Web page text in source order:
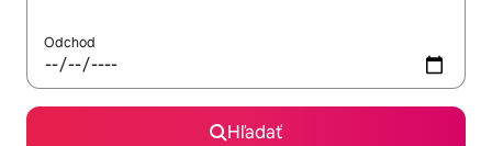
Odchod
Hľadať